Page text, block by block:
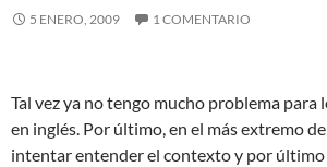
5 ENERO, 2009 1 COMENTARIO
Tal vez ya no tengo mucho problema para
en inglés. Por último, en el más extremo
intentar entender el contexto y por último